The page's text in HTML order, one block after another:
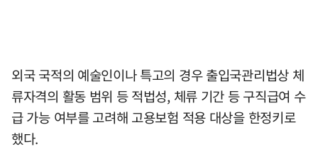
외국 국적의 예술인이나 특고의 경우 출입국관리법상 체
류자격의 활동 범위 등 적법성, 체류 기간 등 구직급여 수
급 가능 여부를 고려해 고용보험 적용 대상을 한정키로
했다.